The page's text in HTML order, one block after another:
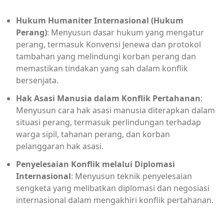
Hukum Humaniter Internasional (Hukum
Perang): Menyusun dasar hukum yang mengatur
perang, termasuk Konvensi Jenewa dan protokol
tambahan yang melindungi korban perang dan
memastikan tindakan yang sah dalam konflik
bersenjata.
Hak Asasi Manusia dalam Konflik Pertahanan:
Menyusun cara hak asasi manusia diterapkan dalam
situasi perang, termasuk perlindungan terhadap
warga sipil, tahanan perang, dan korban
pelanggaran hak asasi.
Penyelesaian Konflik melalui Diplomasi
Internasional: Menyusun teknik penyelesaian
sengketa yang melibatkan diplomasi dan negosiasi
internasional dalam mengakhiri konflik pertahanan.